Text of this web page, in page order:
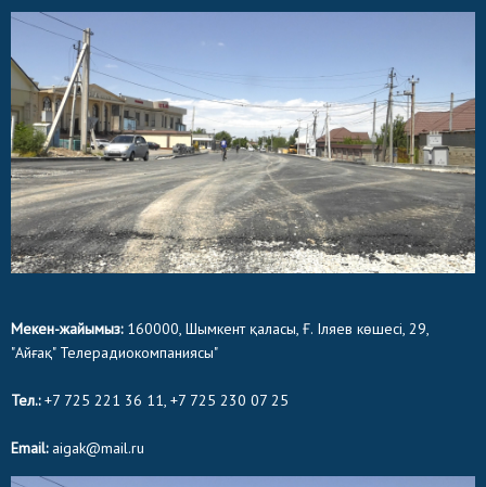
Мекен-жайымыз:160000, Шымкент қаласы, Ғ. Іляев көшесі, 29,
"Айғақ" Телерадиокомпаниясы"
Тел.:+7 725 221 36 11, +7 725 230 07 25
Email:aigak@mail.ru